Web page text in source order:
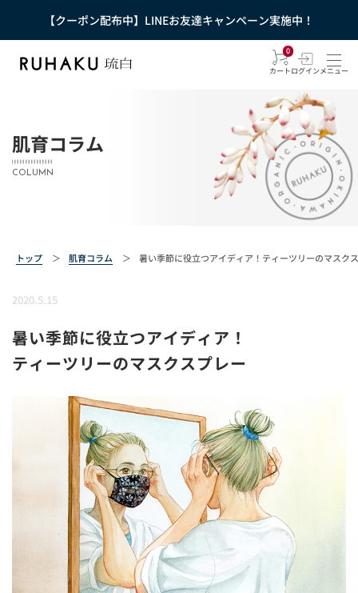
【クーポン配布中】LINEお友達キャンペーン実施中！
0
カートログインメニュー
肌育コラム
COLUMN
トップ ＞ 肌育コラム ＞ 暑い季節に役立つアイディア！ティーツリーのマスク
2020.5.15
暑い季節に役立つアイディア！
ティーツリーのマスクスプレー